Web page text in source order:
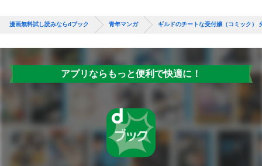
漫画無料試し読みならdブック 青年マンガ ギルドのチートな受付嬢（コミック）
アプリならもっと便利で快適に！